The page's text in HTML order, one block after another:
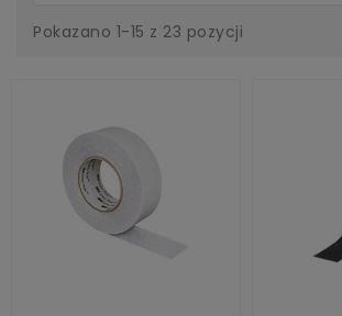
Pokazano 1-15 z 23 pozycji